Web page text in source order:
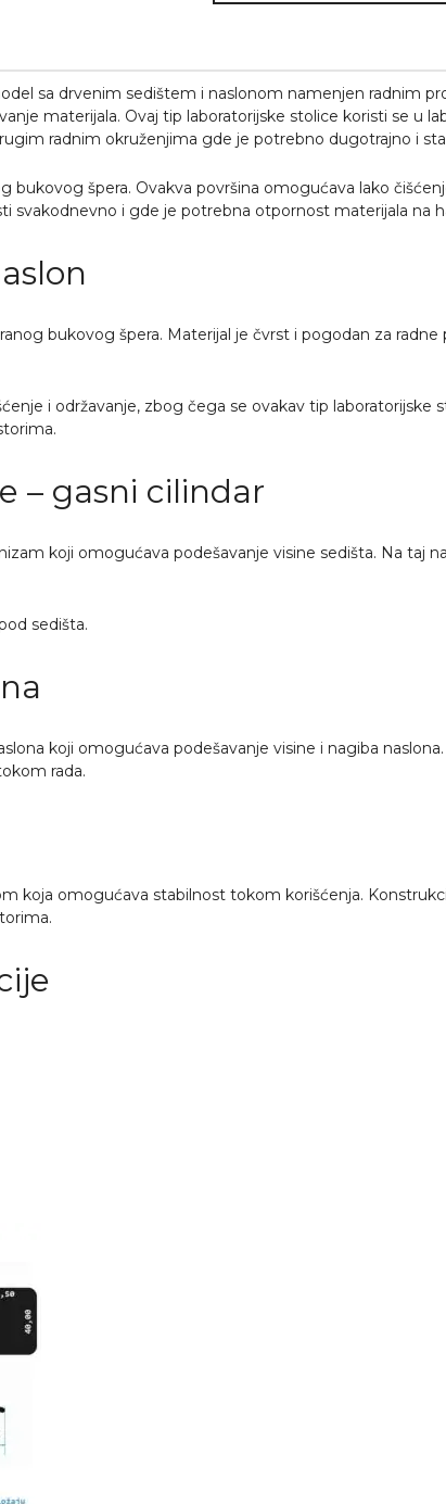
sa drvenim sedištem i naslonom namenjen radnim
materijala. Ovaj tip laboratorijske stolice koristi se u
radnim okruženjima gde je potrebno dugotrajno i
bukovog špera. Ovakva površina omogućava lako
svakodnevno i gde je potrebna otpornost materijala na
bukovog špera. Materijal je čvrst i pogodan za
i održavanje, zbog čega se ovakav tip laboratorijske
– gasni cilindar
koji omogućava podešavanje visine sedišta. Na taj
sedišta.
koji omogućava podešavanje visine i nagiba
rada.
koja omogućava stabilnost tokom korišćenja.